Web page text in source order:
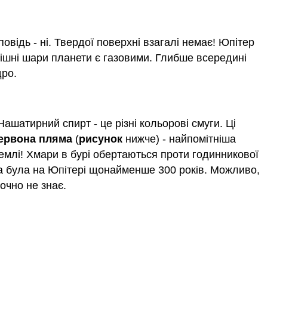
- ні. Твердої поверхні взагалі немає! Юпітер
шари планети є газовими. Глибше всередині
спирт - це різні кольорові смуги. Ці
пляма (рисунок нижче) - найпомітніша
Хмари в бурі обертаються проти годинникової
була на Юпітері щонайменше 300 років. Можливо,
не знає.